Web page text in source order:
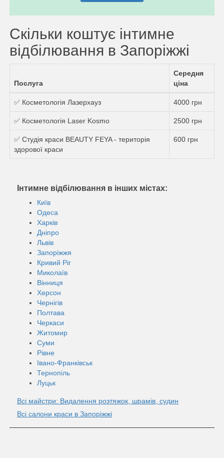
Скільки коштує інтимне
відбілювання в Запоріжжі
Послуга
Середня
ціна
✅ Косметологія Лазерхауз 4000 грн
✅ Косметологія Laser Kosmo 2500 грн
✅ Студія краси BEAUTY FEYA - територія
здорової краси
600 грн
Інтимне відбілювання в інших містах:
Київ
Одеса
Харків
Дніпро
Львів
Запоріжжя
Кривий Ріг
Миколаїв
Вінниця
Херсон
Чернігів
Полтава
Черкаси
Житомир
Суми
Рівне
Івано-Франківськ
Тернопіль
Луцьк
Всі майстри: Видалення розтяжок, шрамів, судин
Всі салони краси в Запоріжжі